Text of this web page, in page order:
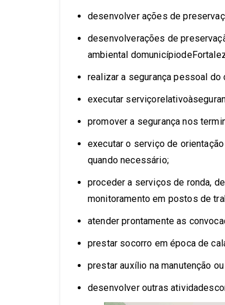
desenvolver ações de
desenvolverações de
ambiental
realizar a segurança pessoal
executar
promover a segurança nos
executar o serviço de
quando necessário;
proceder a serviços de ronda,
monitoramento em postos de
atender prontamente as
prestar socorro em época de
prestar auxílio na manutenção
desenvolver outras